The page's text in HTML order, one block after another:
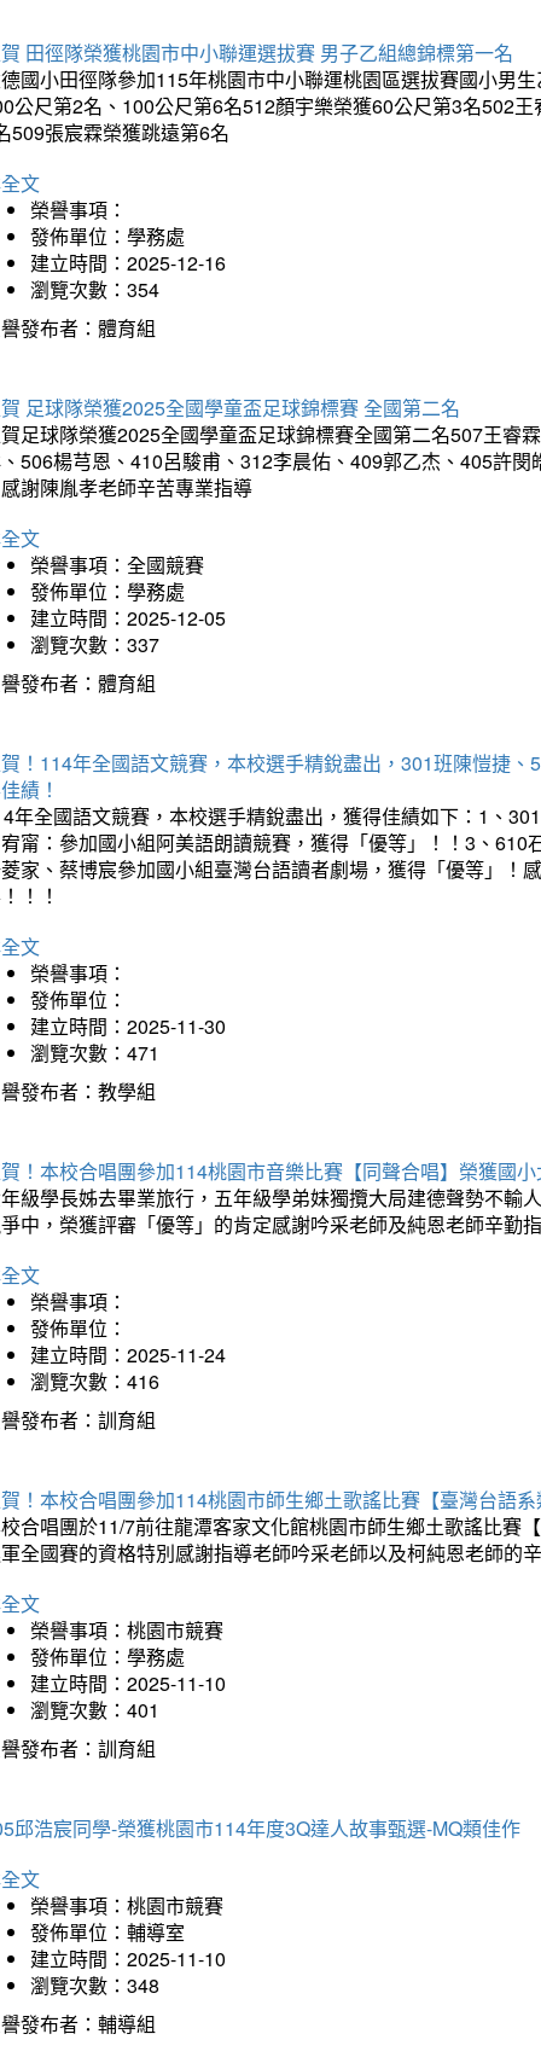
田徑隊榮獲桃園市中小聯運選拔賽 男子乙組總錦標第一名
國小田徑隊參加115年桃園市中小聯運桃園區選拔賽國小男
公尺第2名、100公尺第6名512顏宇樂榮獲60公尺第3名502
509張宸霖榮獲跳遠第6名
文
榮譽事項：
發佈單位：學務處
建立時間：2025-12-16
瀏覽次數：354
發布者：體育組
足球隊榮獲2025全國學童盃足球錦標賽 全國第二名
足球隊榮獲2025全國學童盃足球錦標賽全國第二名507王睿
506楊芎恩、410呂駿甫、312李晨佑、409郭乙杰、405許
謝陳胤孝老師辛苦專業指導
文
榮譽事項：全國競賽
發佈單位：學務處
建立時間：2025-12-05
瀏覽次數：337
發布者：體育組
！114年全國語文競賽，本校選手精銳盡出，301班陳愷捷
績！
年全國語文競賽，本校選手精銳盡出，獲得佳績如下：1、
甯：參加國小組阿美語朗讀競賽，獲得「優等」！！3、
家、蔡博宸參加國小組臺灣台語讀者劇場，獲得「優等」！
！！
文
榮譽事項：
發佈單位：
建立時間：2025-11-30
瀏覽次數：471
發布者：教學組
！本校合唱團參加114桃園市音樂比賽【同聲合唱】榮獲國
級學長姊去畢業旅行，五年級學弟妹獨攬大局建德聲勢不輸
中，榮獲評審「優等」的肯定感謝吟采老師及純恩老師辛勤
文
榮譽事項：
發佈單位：
建立時間：2025-11-24
瀏覽次數：416
發布者：訓育組
！本校合唱團參加114桃園市師生鄉土歌謠比賽【臺灣台語
合唱團於11/7前往龍潭客家文化館桃園市師生鄉土歌謠比賽
全國賽的資格特別感謝指導老師吟采老師以及柯純恩老師的
文
榮譽事項：桃園市競賽
發佈單位：學務處
建立時間：2025-11-10
瀏覽次數：401
發布者：訓育組
邱浩宸同學-榮獲桃園市114年度3Q達人故事甄選-MQ類佳作
文
榮譽事項：桃園市競賽
發佈單位：輔導室
建立時間：2025-11-10
瀏覽次數：348
發布者：輔導組